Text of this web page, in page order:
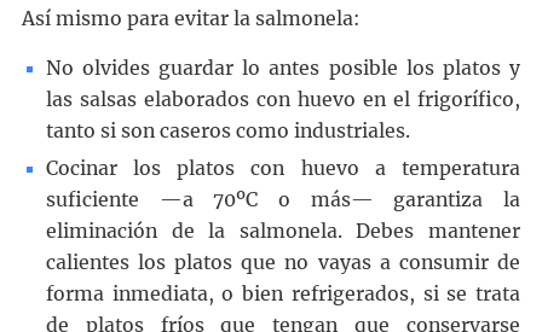
Así mismo para evitar la salmonela:
No olvides guardar lo antes posible los platos y
las salsas elaborados con huevo en el frigorífico,
tanto si son caseros como industriales.
Cocinar los platos con huevo a temperatura
suficiente —a 70ºC o más— garantiza la
eliminación de la salmonela. Debes mantener
calientes los platos que no vayas a consumir de
forma inmediata, o bien refrigerados, si se trata
de platos fríos que tengan que conservarse